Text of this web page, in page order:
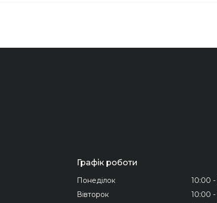
Графік роботи
Понеділок 10:00
Вівторок
10:00